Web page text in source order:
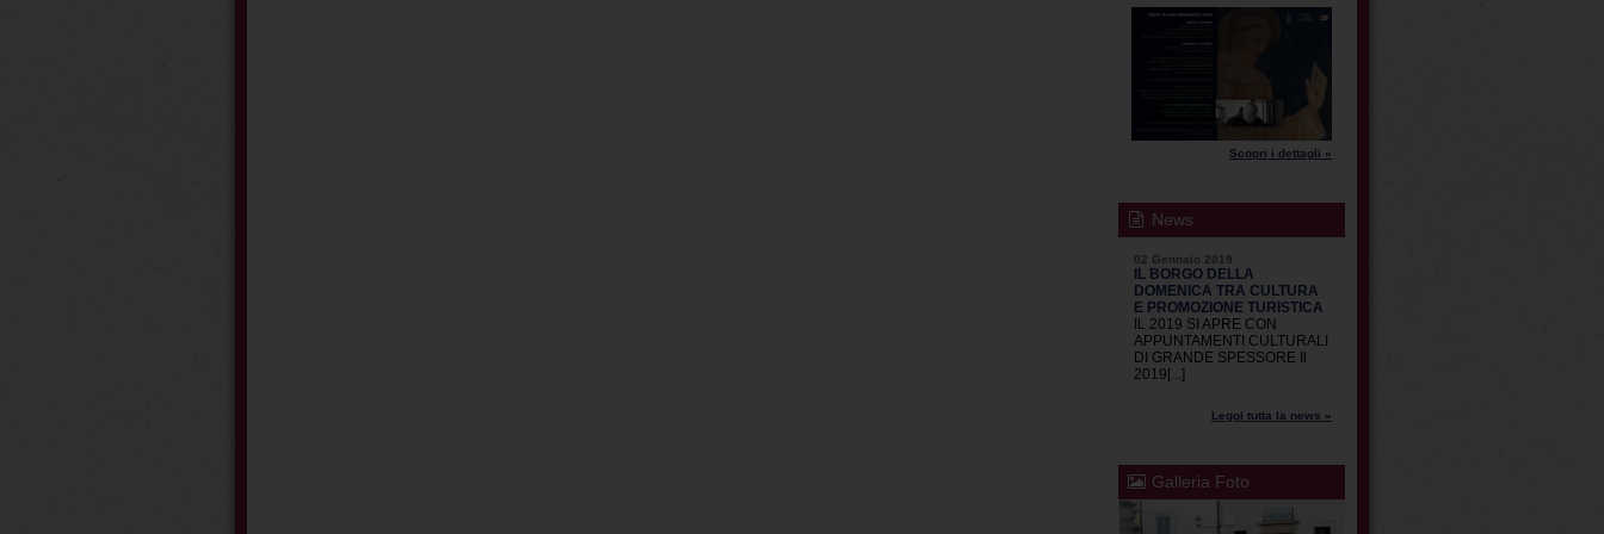
Scopri i dettagli »
News
02 Gennaio 2019
IL BORGO DELLA
DOMENICA TRA CULTURA
E PROMOZIONE TURISTICA
IL 2019 SI APRE CON
APPUNTAMENTI CULTURALI
DI GRANDE SPESSORE Il
2019[...]
Leggi tutta la news »
Galleria Foto